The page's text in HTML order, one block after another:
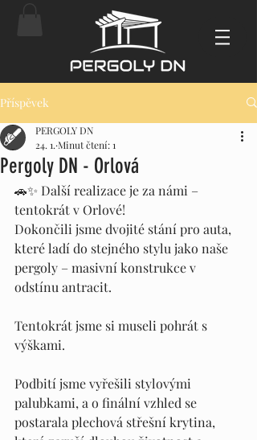
Příspěvek
Pergoly DN - Orlová
PERGOLY DN
24. 1. Minut čtení: 1
🚗✨ Další realizace je za námi –
tentokrát v Orlové!
Dokončili jsme dvojité stání pro auta,
které ladí do stejného stylu jako naše
pergoly – masivní konstrukce v
odstínu antracit.
Tentokrát jsme si museli pohrát s
výškami.
Podbití jsme vyřešili stylovými
palubkami, a o finální vzhled se
postarala plechová střešní krytina,